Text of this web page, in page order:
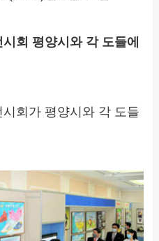
회 평양시와 각 도들에
회가 평양시와 각 도들